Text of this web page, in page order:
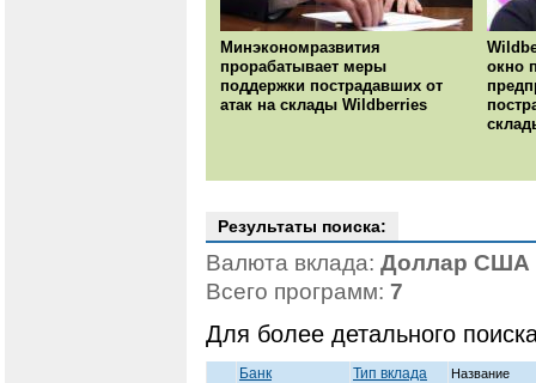
Минэкономразвития
прорабатывает меры
поддержки пострадавших от
атак на склады Wildberries
окно
Результаты поиска:
Валюта вклада: Доллар США
Всего программ: 7
Для более детального
Банк Тип вклада Название